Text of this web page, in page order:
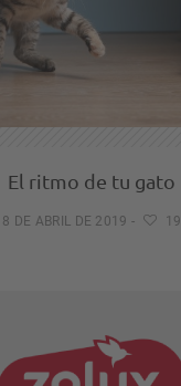
El ritmo de tu gato
8 DE ABRIL DE 2019 - 19